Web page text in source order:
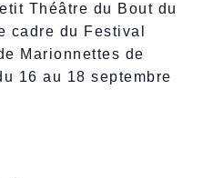
Théâtre du Bout du
cadre du Festival
Marionnettes de
16 au 18 septembre